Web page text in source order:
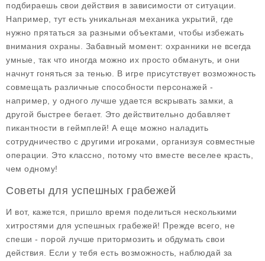
подбираешь свои действия в зависимости от ситуации.
Например, тут есть уникальная механика укрытий , где
нужно прятаться за разными объектами, чтобы избежать
внимания охраны. Забавный момент: охранники не всегда
умные, так что иногда можно их просто обмануть, и они
начнут гоняться за тенью. В игре присутствует возможность
совмещать различные способности персонажей -
например, у одного лучше удается вскрывать замки, а
другой быстрее бегает. Это действительно добавляет
пикантности в геймплей! А еще можно наладить
сотрудничество с другими игроками, организуя совместные
операции. Это классно, потому что вместе веселее красть,
чем одному!
Советы для успешных грабежей
И вот, кажется, пришло время поделиться несколькими
хитростями для успешных грабежей! Прежде всего, не
спеши - порой лучше притормозить и обдумать свои
действия. Если у тебя есть возможность, наблюдай за